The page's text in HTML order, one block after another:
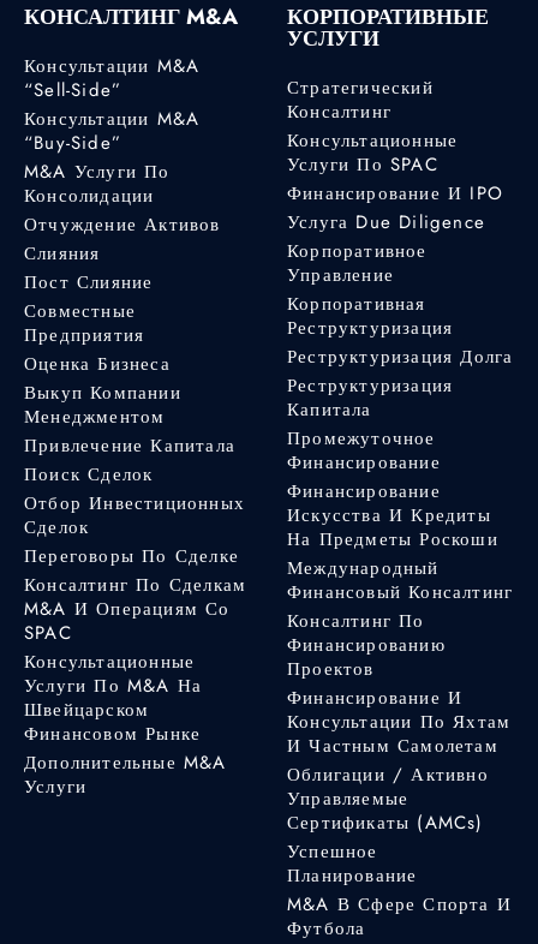
КОНСАЛТИНГ M&A
Консультации M&A
“Sell-Side”
Консультации M&A
“Buy-Side”
M&A Услуги По
Консолидации
Отчуждение Активов
Слияния
Пост Слияние
Совместные
Предприятия
Оценка Бизнеса
Выкуп Компании
Менеджментом
Привлечение Капитала
Поиск Сделок
Отбор Инвестиционных
Сделок
Переговоры По Сделке
Консалтинг По Сделкам
M&A И Операциям Со
SPAC
Консультационные
Услуги По M&A На
Швейцарском
Финансовом Рынке
Дополнительные M&A
Услуги
КОРПОРАТИВНЫЕ
УСЛУГИ
Стратегический
Консалтинг
Консультационные
Услуги По SPAC
Финансирование И IPO
Услуга Due Diligence
Корпоративное
Управление
Корпоративная
Реструктуризация
Реструктуризация Долга
Реструктуризация
Капитала
Промежуточное
Финансирование
Финансирование
Искусства И Кредиты
На Предметы Роскоши
Международный
Финансовый Консалтинг
Консалтинг По
Финансированию
Проектов
Финансирование И
Консультации По Яхтам
И Частным Самолетам
Облигации / Активно
Управляемые
Сертификаты (AMCs)
Успешное
Планирование
M&A В Сфере Спорта И
Футбола